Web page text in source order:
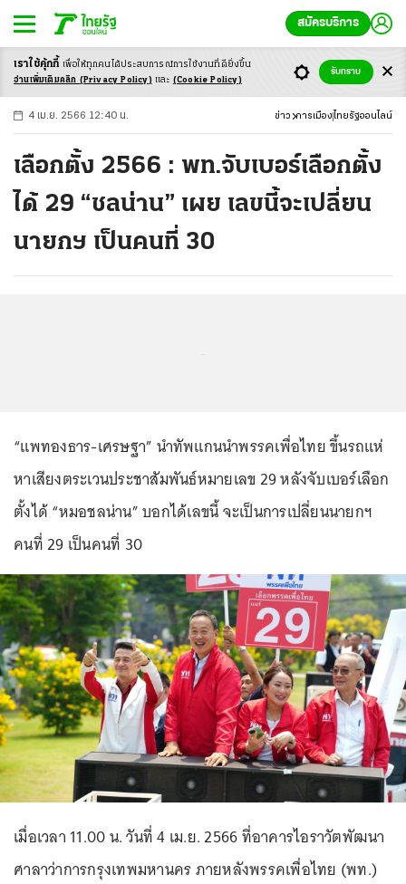
สมัครบริการ
-ก ก ก+
4 เม.ย. 2566 12:40 น. ข่าว การเมือง ไทยรัฐออนไลน์
เลือกตั้ง 2566 : พท.จับเบอร์เลือกตั้ง
ได้ 29 “ชลน่าน” เผย เลขนี้จะเปลี่ยน
นายกฯ เป็นคนที่ 30
“แพทองธาร-เศรษฐา” นำทัพแกนนำพรรคเพื่อไทย ขึ้นรถแห่
หาเสียงตระเวนประชาสัมพันธ์หมายเลข 29 หลังจับเบอร์เลือก
ตั้งได้ “หมอชลน่าน” บอกได้เลขนี้ จะเป็นการเปลี่ยนนายกฯ
คนที่ 29 เป็นคนที่ 30
เมื่อเวลา 11.00 น. วันที่ 4 เม.ย. 2566 ที่อาคารไอราวัตพัฒนา
ศาลาว่าการกรุงเทพมหานคร ภายหลังพรรคเพื่อไทย (พท.)
เราใช้คุ้กกี้ เพื่อให้ทุกคนได้ประสบการณ์การใช้งานที่ดียิ่งขึ้น
อ่านเพิ่มเติมคลิก (Privacy Policy) และ (Cookie Policy)
รับทราบ